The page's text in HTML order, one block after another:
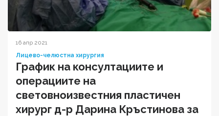
16 апр 2021
Лицево-челюстна хирургия
График на консултациите и
операциите на
световноизвестния пластичен
хирург д-р Дарина Кръстинова за